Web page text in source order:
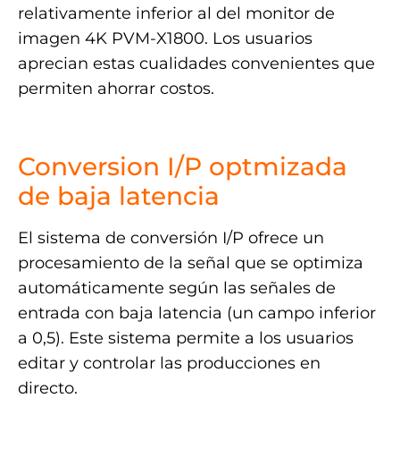
relativamente inferior al del monitor de
imagen 4K PVM-X1800. Los usuarios
aprecian estas cualidades convenientes que
permiten ahorrar costos.
Conversion I/P optmizada
de baja latencia
El sistema de conversión I/P ofrece un
procesamiento de la señal que se optimiza
automáticamente según las señales de
entrada con baja latencia (un campo inferior
a 0,5). Este sistema permite a los usuarios
editar y controlar las producciones en
directo.